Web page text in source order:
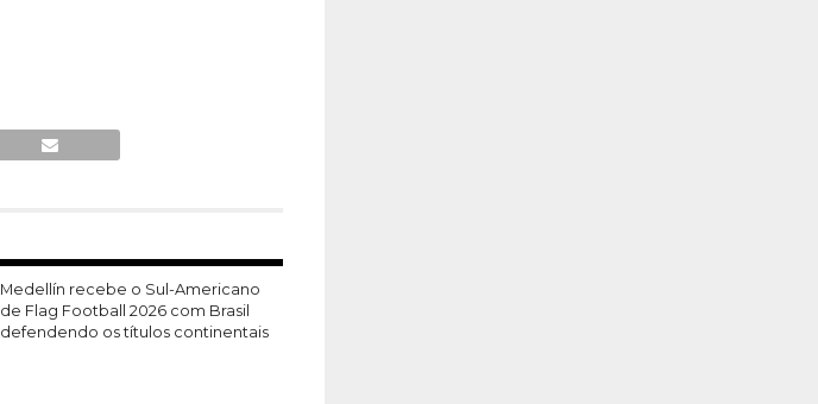
Medellín recebe o Sul-Americano
de Flag Football 2026 com Brasil
defendendo os títulos continentais